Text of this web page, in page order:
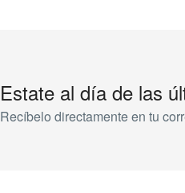
Estate al día de las
Recíbelo directamente en tu